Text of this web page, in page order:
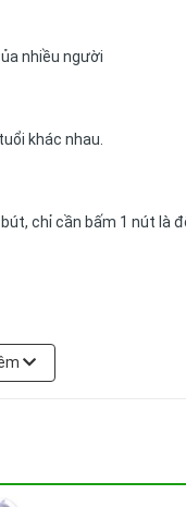
nhiều người
khác nhau.
chỉ cần bấm 1 nút là